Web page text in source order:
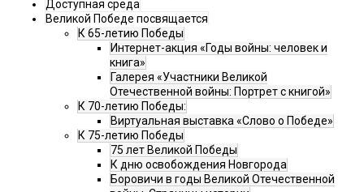
Доступная среда
Великой Победе посвящается
К 65-летию Победы
Интернет-акция «Годы войны: человек и
книга»
Галерея «Участники Великой
Отечественной войны: Портрет с книгой»
К 70-летию Победы:
Виртуальная выставка «Слово о Победе»
К 75-летию Победы
75 лет Великой Победы
К дню освобождения Новгорода
Боровичи в годы Великой Отечественной